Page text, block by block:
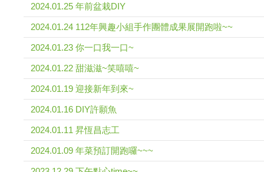
2024.01.25 年前盆栽DIY
2024.01.24 112年興趣小組手作團體成果展開跑啦~~
2024.01.23 你一口我一口~
2024.01.22 甜滋滋~笑嘻嘻~
2024.01.19 迎接新年到來~
2024.01.16 DIY許願魚
2024.01.11 昇恆昌志工
2024.01.09 年菜預訂開跑囉~~~